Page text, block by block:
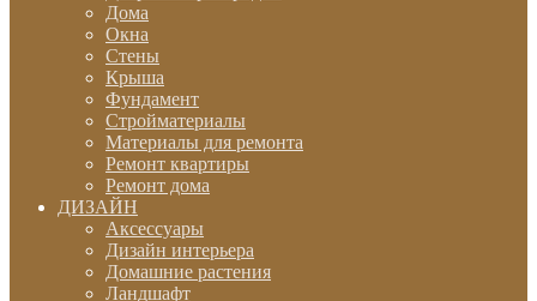
Дома
Окна
Стены
Крыша
Фундамент
Стройматериалы
Материалы для ремонта
Ремонт квартиры
Ремонт дома
ДИЗАЙН
Аксессуары
Дизайн интерьера
Домашние растения
Ландшафт